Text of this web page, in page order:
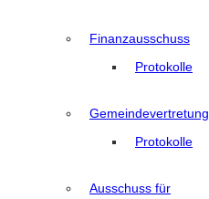
Finanzausschuss
Protokolle
Gemeindevertretung
Protokolle
Ausschuss für